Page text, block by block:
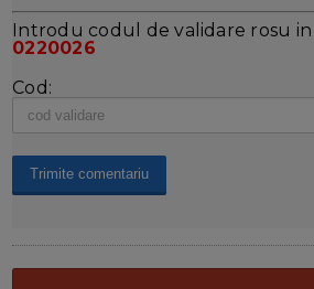
Introdu codul de validare rosu in
0220026
Cod: